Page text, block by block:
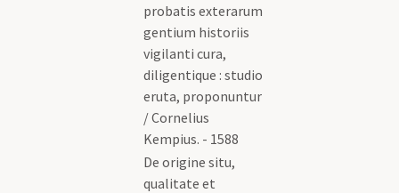
probatis exterarum
gentium historiis
vigilanti cura,
diligentique : studio
eruta, proponuntur
/ Cornelius
Kempius. - 1588
De origine situ,
qualitate et